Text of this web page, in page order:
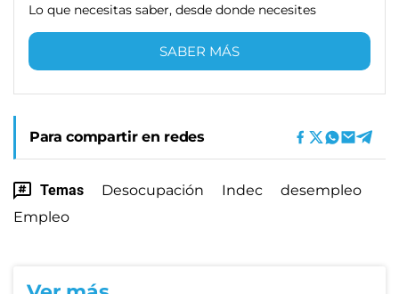
Lo que necesitas saber, desde donde necesites
SABER MÁS
Para compartir en redes
Temas Desocupación Indec
desempleo
Empleo